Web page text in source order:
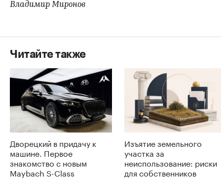
Владимир Миронов
Читайте также
Дворецкий в придачу к
машине. Первое
знакомство с новым
Maybach S-Class
Изъятие земельного
участка за
неиспользование: риски
для собственников